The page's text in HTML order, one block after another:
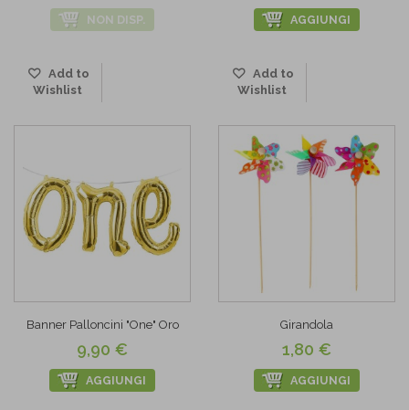
NON DISP.
Add to
Wishlist
AGGIUNGI
Add to
Wishlist
Banner Palloncini "One" Oro
9,90 €
AGGIUNGI
Girandola
1,80 €
AGGIUNGI